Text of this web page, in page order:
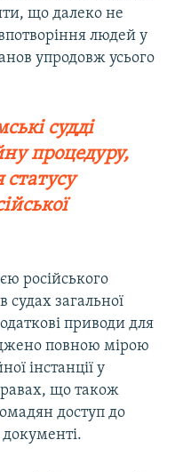
що далеко не
людей у
упродовж усього
судді
процедуру,
статусу
російського
судах загальної
приводи для
повною мірою
інстанції у
що також
доступ до